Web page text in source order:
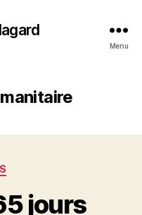
Menu
jours